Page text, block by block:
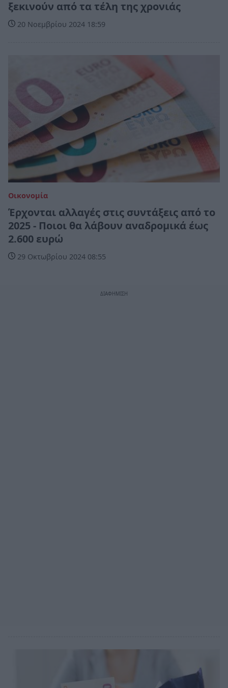
ξεκινούν από τα τέλη της χρονιάς
20 Νοεμβρίου 2024 18:59
Οικονομία
Έρχονται αλλαγές στις συντάξεις από το
2025 - Ποιοι θα λάβουν αναδρομικά έως
2.600 ευρώ
29 Οκτωβρίου 2024 08:55